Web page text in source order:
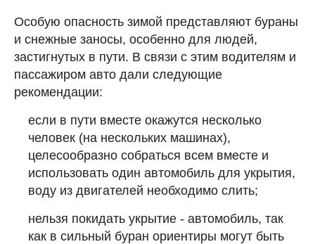
Особую опасность зимой представляют бураны
и снежные заносы, особенно для людей,
застигнутых в пути. В связи с этим водителям и
пассажиром авто дали следующие
рекомендации:
если в пути вместе окажутся несколько
человек (на нескольких машинах),
целесообразно собраться всем вместе и
использовать один автомобиль для укрытия,
воду из двигателей необходимо слить;
нельзя покидать укрытие - автомобиль, так
как в сильный буран ориентиры могут быть